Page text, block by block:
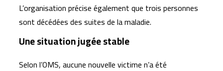
L’organisation précise également que trois personnes
sont décédées des suites de la maladie.
Une situation jugée stable
Selon l’OMS, aucune nouvelle victime n’a été